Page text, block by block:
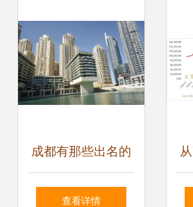
成都有那些出名的
房地产开发公司
查看详情